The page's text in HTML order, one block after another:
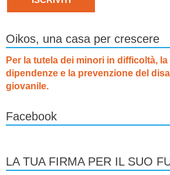
Oikos, una casa per crescere
Per la tutela dei minori in difficoltà,
dipendenze e la prevenzione del
giovanile.
Facebook
LA TUA FIRMA PER IL SUO